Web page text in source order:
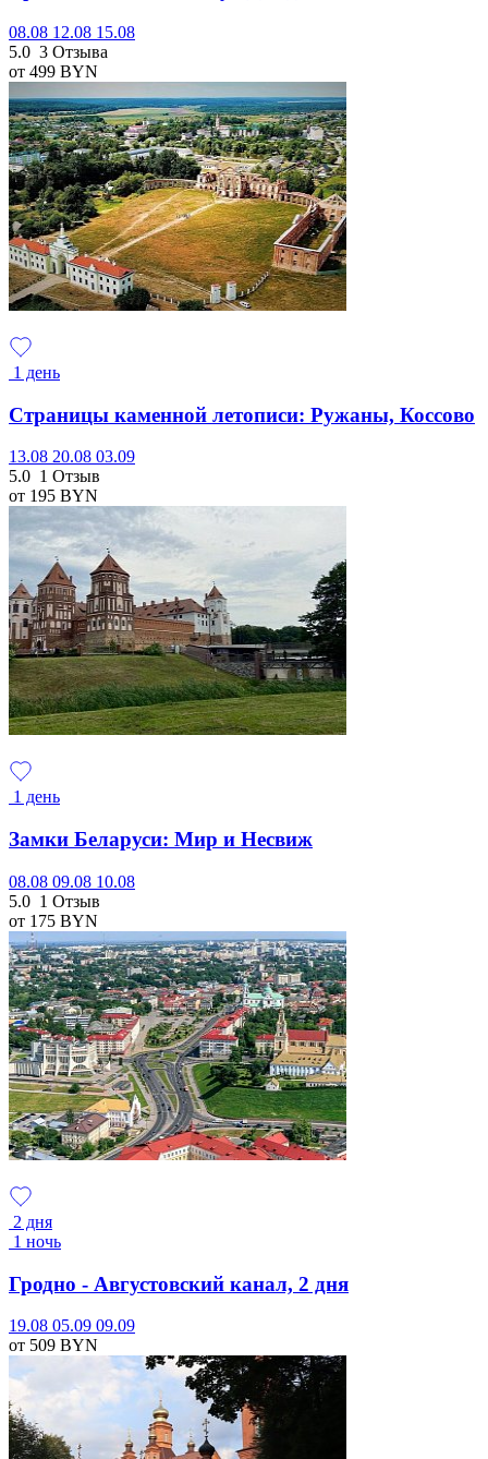
08.08 12.08 15.08
5.0 3 Отзыва
от 499 BYN
1 день
Страницы каменной летописи: Ружаны, Коссово
13.08 20.08 03.09
5.0 1 Отзыв
от 195 BYN
1 день
Замки Беларуси: Мир и Несвиж
08.08 09.08 10.08
5.0 1 Отзыв
от 175 BYN
2 дня
1 ночь
Гродно - Августовский канал, 2 дня
19.08 05.09 09.09
от 509 BYN